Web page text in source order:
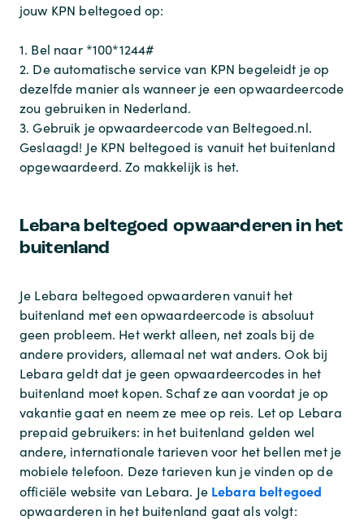
jouw KPN beltegoed op:
1. Bel naar *100*1244#
2. De automatische service van KPN begeleidt je op
dezelfde manier als wanneer je een opwaardeercode
zou gebruiken in Nederland.
3. Gebruik je opwaardeercode van Beltegoed.nl.
Geslaagd! Je KPN beltegoed is vanuit het buitenland
opgewaardeerd. Zo makkelijk is het.
Lebara beltegoed opwaarderen in het
buitenland
Je Lebara beltegoed opwaarderen vanuit het
buitenland met een opwaardeercode is absoluut
geen probleem. Het werkt alleen, net zoals bij de
andere providers, allemaal net wat anders. Ook bij
Lebara geldt dat je geen opwaardeercodes in het
buitenland moet kopen. Schaf ze aan voordat je op
vakantie gaat en neem ze mee op reis. Let op Lebara
prepaid gebruikers: in het buitenland gelden wel
andere, internationale tarieven voor het bellen met je
mobiele telefoon. Deze tarieven kun je vinden op de
officiële website van Lebara. Je Lebara beltegoed
opwaarderen in het buitenland gaat als volgt: